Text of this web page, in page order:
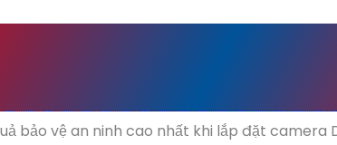
bảo vệ an ninh cao nhất khi lắp đặt camera